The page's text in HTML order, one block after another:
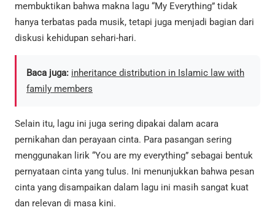
membuktikan bahwa makna lagu “My Everything” tidak
hanya terbatas pada musik, tetapi juga menjadi bagian dari
diskusi kehidupan sehari-hari.
Baca juga: inheritance distribution in Islamic law with
family members
Selain itu, lagu ini juga sering dipakai dalam acara
pernikahan dan perayaan cinta. Para pasangan sering
menggunakan lirik “You are my everything” sebagai bentuk
pernyataan cinta yang tulus. Ini menunjukkan bahwa pesan
cinta yang disampaikan dalam lagu ini masih sangat kuat
dan relevan di masa kini.